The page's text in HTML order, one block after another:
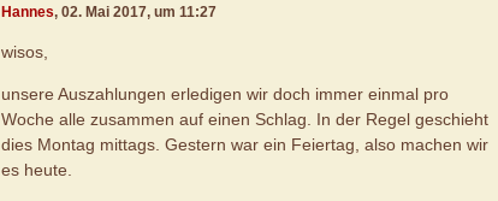
Hannes, 02. Mai 2017, um 11:27
wisos,
unsere Auszahlungen erledigen wir doch immer einmal pro
Woche alle zusammen auf einen Schlag. In der Regel geschieht
dies Montag mittags. Gestern war ein Feiertag, also machen wir
es heute.